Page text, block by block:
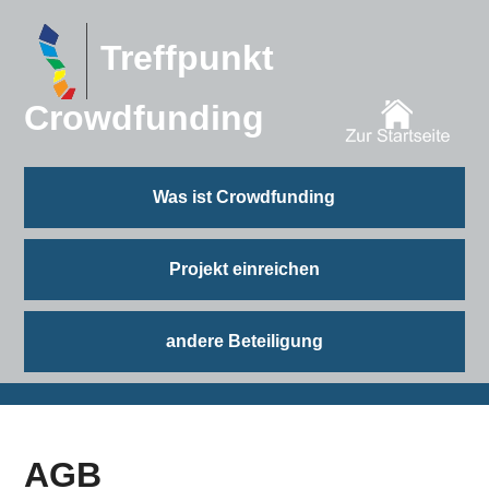
Treffpunkt
Crowdfunding
Was ist Crowdfunding
Projekt einreichen
andere Beteiligung
AGB